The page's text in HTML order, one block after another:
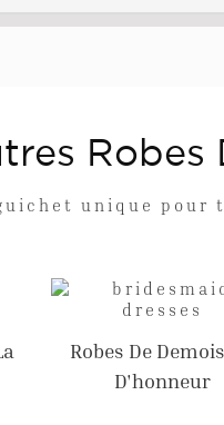
Robes
unique pour
Robes De
D'honneur